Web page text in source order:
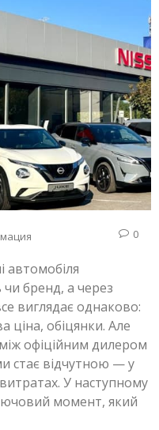
0
автомобіля
бренд, а через
виглядає однаково:
ціна, обіцянки. Але
офіційним дилером
стає відчутною — у
витратах. У наступному
момент, який